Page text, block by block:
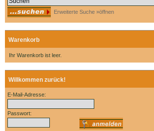
Erweiterte Suche »öffnen
Warenkorb
Ihr Warenkorb ist leer.
Willkommen zurück!
E-Mail-Adresse:
Passwort: